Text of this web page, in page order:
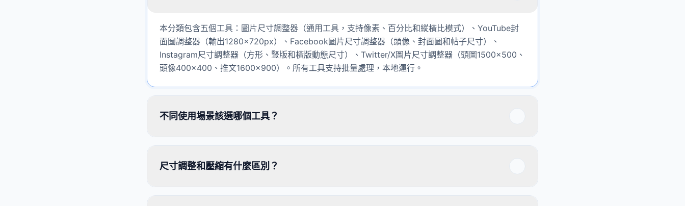
本分類包含五個工具：圖片尺寸調整器（通用工具，支持像素、百分比和縱橫比模式）、YouTube封
面圖調整器（輸出1280×720px）、Facebook圖片尺寸調整器（頭像、封面圖和帖子尺寸）、
Instagram尺寸調整器（方形、豎版和橫版動態尺寸）、Twitter/X圖片尺寸調整器（頭圖1500×500、
頭像400×400、推文1600×900）。所有工具支持批量處理，本地運行。
不同使用場景該選哪個工具？
尺寸調整和壓縮有什麼區別？